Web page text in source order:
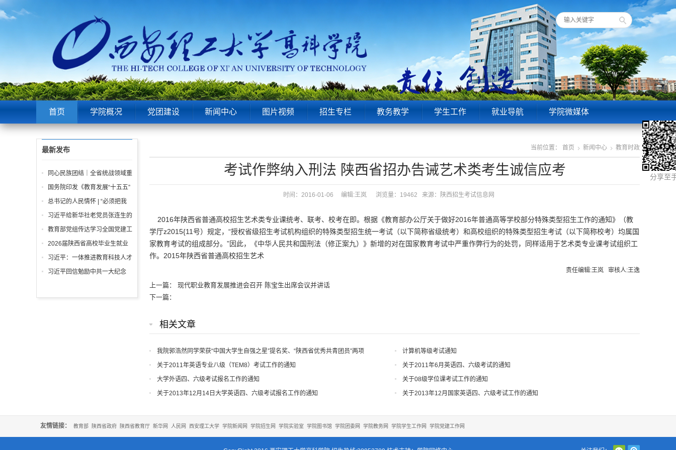
首页 学院概况 党团建设 新闻中心 图片视频 招生专栏 教务教学 学生工作 就业导航 学院微媒体
当前位置： 首页 新闻中心 教育时政
分享至
考试作弊纳入刑法 陕西省招办告诫艺术类考生诚信应考
时间：2016-01-06 编辑:王岚 浏览量：19462 来源：陕西招生考试信息网
2016年陕西省普通高校招生艺术类专业课统考、联考、校考在即。根据《教育部办公厅关于做好2016年普通高等学校部分特殊类型招生工作的通知》（教
学厅z2015{11号）规定，“授权省级招生考试机构组织的特殊类型招生统一考试（以下简称省级统考）和高校组织的特殊类型招生考试（以下简称校考）均属国
家教育考试的组成部分。”因此，《中华人民共和国刑法（修正案九）》新增的对在国家教育考试中严重作弊行为的处罚，同样适用于艺术类专业课考试组织工
作。2015年陕西省普通高校招生艺术
责任编辑:王岚 审核人:王逸
上一篇： 现代职业教育发展推进会召开 陈宝生出席会议并讲话
下一篇：
相关文章
我院郭浩然同学荣获“中国大学生自强之星”提名奖、“陕西省优秀共青团员”两项
荣誉
计算机等级考试通知
关于2011年英语专业八级（TEM8）考试工作的通知
关于2011年6月英语四、六级考试的通知
大学外语四、六级考试报名工作的通知
关于08级学位课考试工作的通知
关于2013年12月14日大学英语四、六级考试报名工作的通知
关于2013年12月国家英语四、六级考试工作的通知
最新发布
同心民族团结｜全省统战领域重
点工作推进会召开
国务院印发《教育发展“十五五”
规划》
总书记的人民情怀 | “必须把我
们党建设好、建设强”
习近平给新华社老党员张连生的
回信
教育部党组传达学习全国党建工
作座谈会精神，研究部署学习宣
传贯彻习近平党建思想工作
2026届陕西省高校毕业生就业
工作“百日冲刺”推进会召开
习近平：一体推进教育科技人才
发展
习近平回信勉励中共一大纪念
巾讲解员：传承红色基因增长知
友情链接： 教育部 陕西省政府 陕西省教育厅 新华网 人民网 西安理工大学 学院新闻网 学院招生网 学院实验室 学院图书馆 学院团委网 学院教务网 学院学生工作网 学院党建工作网